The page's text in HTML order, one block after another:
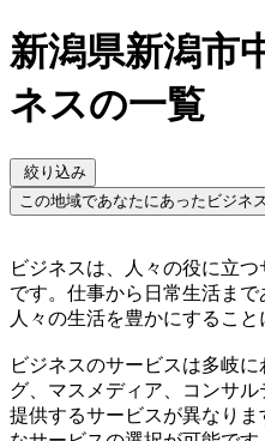
新潟県新潟市
ネスの一覧
絞り込み
この地域であなたにあったビジネ
ビジネスは、人々の役に立
です。仕事から日常生活まで
人々の生活を豊かにすること
ビジネスのサービスは多岐
グ、マスメディア、コンサ
提供するサービスが異なり